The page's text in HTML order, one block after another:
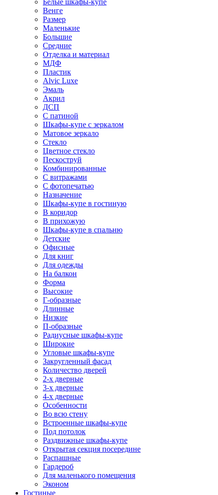
Белые шкафы-купе
Венге
Размер
Маленькие
Большие
Средние
Отделка и материал
МДФ
Пластик
Alvic Luxe
Эмаль
Акрил
ДСП
С патиной
Шкафы-купе с зеркалом
Матовое зеркало
Стекло
Цветное стекло
Пескоструй
Комбинированные
С витражами
С фотопечатью
Назначение
Шкафы-купе в гостиную
В коридор
В прихожую
Шкафы-купе в спальню
Детские
Офисные
Для книг
Для одежды
На балкон
Форма
Высокие
Г-образные
Длинные
Низкие
П-образные
Радиусные шкафы-купе
Широкие
Угловые шкафы-купе
Закругленный фасад
Количество дверей
2-х дверные
3-х дверные
4-х дверные
Особенности
Во всю стену
Встроенные шкафы-купе
Под потолок
Раздвижные шкафы-купе
Открытая секция посередине
Распашные
Гардероб
Для маленького помещения
Эконом
Гостиные